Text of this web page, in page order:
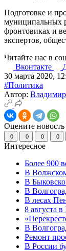
Подготовке и
муниципальных
фронтовиках и
экспертов,
Читайте нас в
Вконтакте
30 марта 2020,
#Политика
Автор:
Оцените новость
0 0 0 0
Интересное
Более 900
В
В
В
В лесах
8 августа
В
Ремонт
В России